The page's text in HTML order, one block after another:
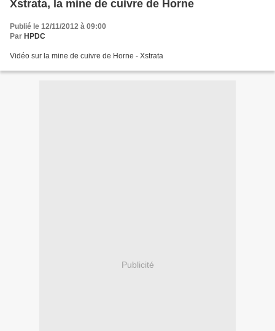
Xstrata, la mine de cuivre de Horne
Publié le 12/11/2012 à 09:00
Par HPDC
Vidéo sur la mine de cuivre de Horne - Xstrata
Publicité